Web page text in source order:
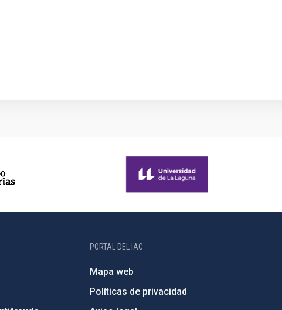
PORTAL DEL IAC
Mapa web
Políticas de privacidad